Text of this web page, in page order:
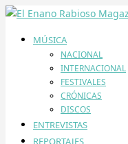
MÚSICA
NACIONAL
INTERNACIONAL
FESTIVALES
CRÓNICAS
DISCOS
ENTREVISTAS
REPORTAJES